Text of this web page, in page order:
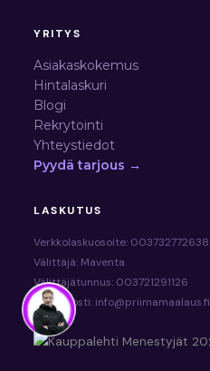
YRITYS
Asiakaskokemus
Hintalaskuri
Blogi
Rekrytointi
Yhteystiedot
Pyydä tarjous →
LASKUTUS
Verkkolaskuosoite: 003732772638
Välittäjä: Maventa
Välittäjätunnus: 003721291126
Sähköposti: info@priimamaalaus.fi